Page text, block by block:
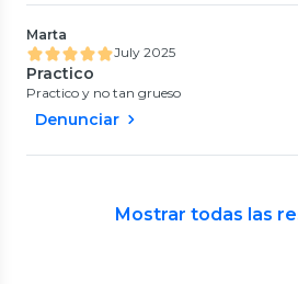
Marta
July 2025
Practico
Practico y no tan grueso
Denunciar
Mostrar todas las